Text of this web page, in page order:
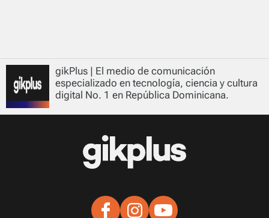
gikPlus | El medio de comunicación
especializado en tecnología, ciencia y cultura
digital No. 1 en República Dominicana.